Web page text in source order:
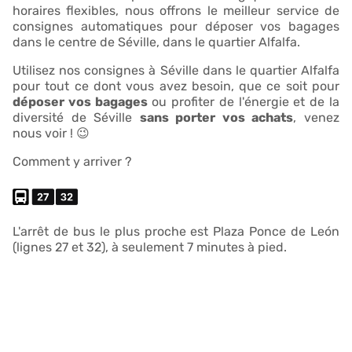
horaires flexibles, nous offrons le meilleur service de
consignes automatiques pour déposer vos bagages
dans le centre de Séville, dans le quartier Alfalfa.
Utilisez nos consignes à Séville dans le quartier Alfalfa
pour tout ce dont vous avez besoin, que ce soit pour
déposer vos bagagesou profiter de l'énergie et de la
diversité de Séville sans porter vos achats, venez
nous voir ! 😉
Comment y arriver ?
L'arrêt de bus le plus proche est Plaza Ponce de León
(lignes 27 et 32), à seulement 7 minutes à pied.